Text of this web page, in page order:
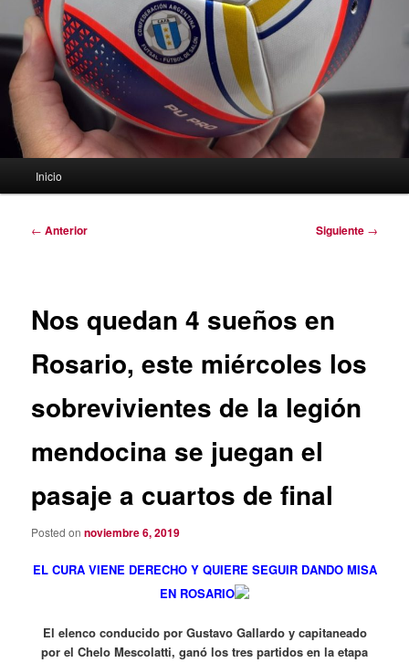
Inicio
Navegación
← Anterior Siguiente →
Nos quedan 4 sueños en
Rosario, este miércoles los
sobrevivientes de la legión
mendocina se juegan el
pasaje a cuartos de final
Posted onnoviembre 6, 2019
EL CURA VIENE DERECHO Y QUIERE SEGUIR DANDO MISA
EN ROSARIO
El elenco conducido por Gustavo Gallardo y capitaneado
por el Chelo Mescolatti, ganó los tres partidos en la etapa